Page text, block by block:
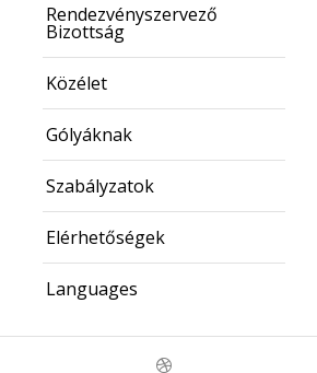
Rendezvényszervező
Bizottság
Közélet
Gólyáknak
Szabályzatok
Elérhetőségek
Languages